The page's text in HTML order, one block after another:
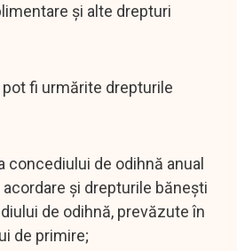
şi alte drepturi
fi urmărite drepturile
concediului de odihnă anual
şi drepturile băneşti
de odihnă, prevăzute în
de primire;